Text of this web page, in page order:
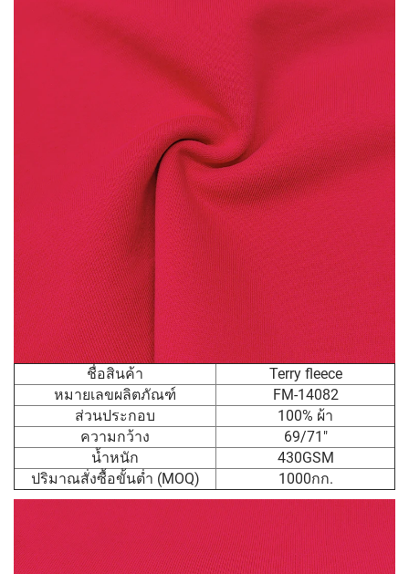
ชื่อสินค้า
Terry fleece
หมายเลขผลิตภัณฑ์
FM-14082
ส่วนประกอบ
100% ผ้า
ความกว้าง
69/71"
น้ำหนัก
430GSM
ปริมาณสั่งซื้อขั้นต่ำ (MOQ)
1000กก.